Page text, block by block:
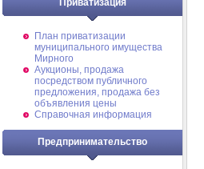
Приватизация
План приватизации
муниципального имущества
Мирного
Аукционы, продажа
посредством публичного
предложения, продажа без
объявления цены
Справочная информация
Предпринимательство